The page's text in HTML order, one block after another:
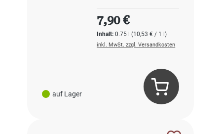
auf Lager
Inhalt:0.75 l(10,53 € / 1 l)
Regulärer Preis:
7,90 €
inkl. MwSt. zzgl. Versandkosten